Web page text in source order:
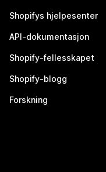
Shopifys hjelpesenter
API-dokumentasjon
Shopify-fellesskapet
Shopify-blogg
Forskning